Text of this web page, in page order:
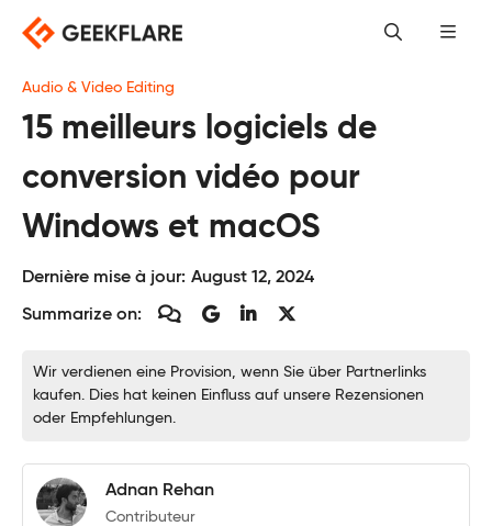
Skip
content
Audio & Video Editing
15 meilleurs logiciels de
conversion vidéo pour
Windows et macOS
Dernière mise à jour: August 12, 2024
Summarize on:
Wir verdienen eine Provision, wenn Sie über Partnerlinks
kaufen. Dies hat keinen Einfluss auf unsere Rezensionen
oder Empfehlungen.
Adnan Rehan
Contributeur